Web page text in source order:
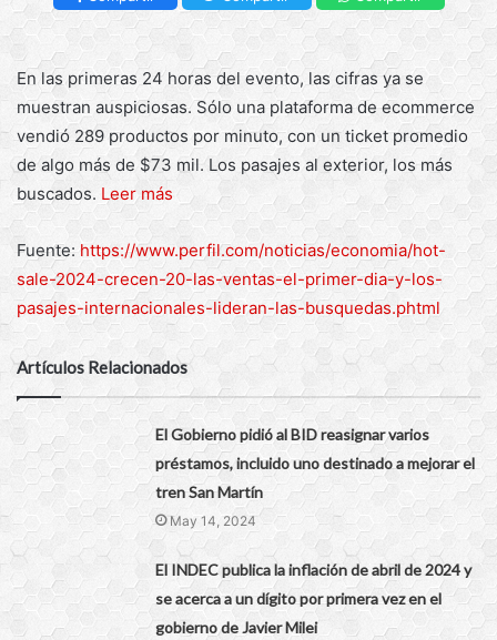
En las primeras 24 horas del evento, las cifras ya se
muestran auspiciosas. Sólo una plataforma de ecommerce
vendió 289 productos por minuto, con un ticket promedio
de algo más de $73 mil. Los pasajes al exterior, los más
buscados. Leer más
Fuente: https://www.perfil.com/noticias/economia/hot-
sale-2024-crecen-20-las-ventas-el-primer-dia-y-los-
pasajes-internacionales-lideran-las-busquedas.phtml
Artículos Relacionados
El Gobierno pidió al BID reasignar varios
préstamos, incluido uno destinado a mejorar el
tren San Martín
May 14, 2024
El INDEC publica la inflación de abril de 2024 y
se acerca a un dígito por primera vez en el
gobierno de Javier Milei